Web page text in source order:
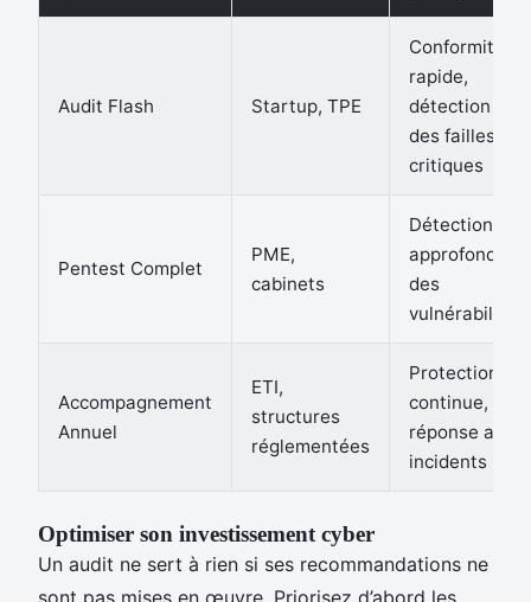
Audit Flash Startup, TPE
Conformité
rapide,
détection
des failles
critiques
Pentest Complet
PME,
cabinets
Détection
approfondie
des
vulnérabilités
Accompagnement
Annuel
ETI,
structures
réglementées
Protection
continue,
réponse aux
incidents
Optimiser son investissement cyber
Un audit ne sert à rien si ses recommandations ne
sont pas mises en œuvre. Priorisez d’abord les